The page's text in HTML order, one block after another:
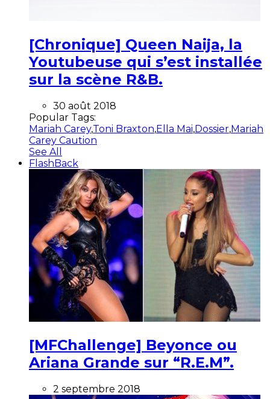
[Chronique] Queen Naija, la
Youtubeuse qui s’est installée
sur la scène R&B.
30 août 2018
Popular Tags:
Mariah Carey,Toni Braxton,Ella Mai,Dossier,Mariah
Carey Caution
See All
FlashBack
[MFChallenge] Beyonce ou
Ariana Grande sur “R.E.M”.
2 septembre 2018